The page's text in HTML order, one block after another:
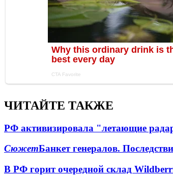
ЧИТАЙТЕ ТАКЖЕ
РФ активизировала "летающие
СюжетБанкет генералов.
В РФ горит очередной склад